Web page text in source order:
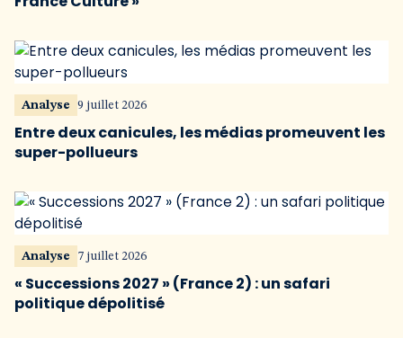
Analyse 9 juillet 2026
Entre deux canicules, les médias promeuvent les
super-pollueurs
Analyse 7 juillet 2026
« Successions 2027 » (France 2) : un safari
politique dépolitisé